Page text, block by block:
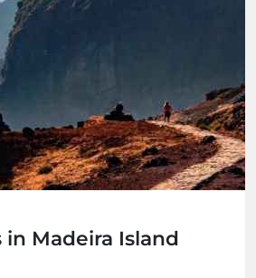
in Madeira Island